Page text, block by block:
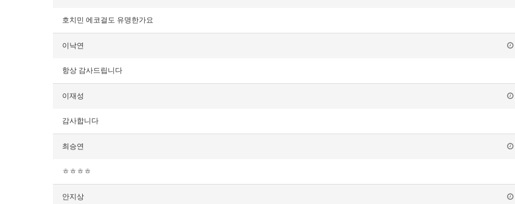
호치민 에코걸도 유명한가요
이낙연
항상 감사드립니다
이재성
감사합니다
최승연
ㅎㅎㅎㅎ
안지상